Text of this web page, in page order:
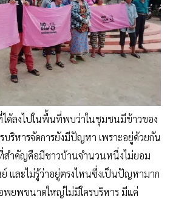
ได้ลงไปในพื้นที่พบว่าในชุมชนมีข้าวของ
บริหารจัดการยังมีปัญหา เพราะอยู่ด้วยกัน
สำคัญคือมีชาวบ้านจำนวนหนึ่งไม่ยอม
และไม่รู้ว่าอยู่ตรงไหนซึ่งเป็นปัญหามาก
พยพขนาดใหญ่ไม่มีใครบริหาร มีแค่